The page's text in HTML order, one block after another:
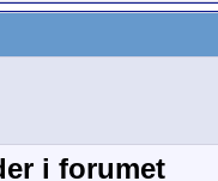
i forumet